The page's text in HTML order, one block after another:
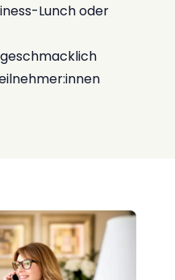
Lunch oder